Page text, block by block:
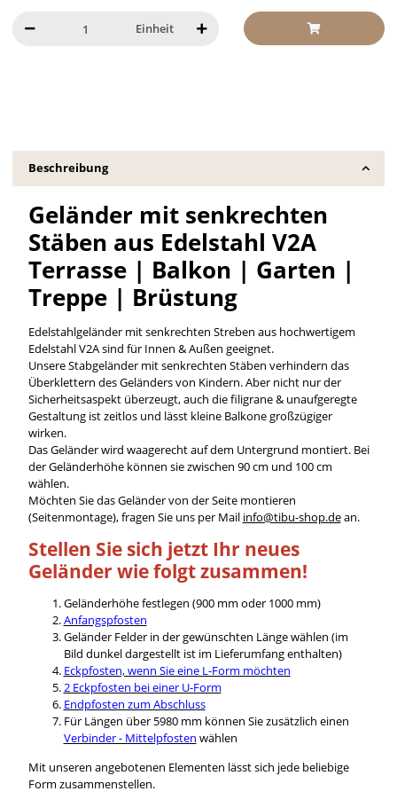
Einheit
Beschreibung
Geländer mit senkrechten
Stäben aus Edelstahl V2A
Terrasse | Balkon | Garten |
Treppe | Brüstung
Edelstahlgeländer mit senkrechten Streben aus hochwertigem
Edelstahl V2A sind für Innen & Außen geeignet.
Unsere Stabgeländer mit senkrechten Stäben verhindern das
Überklettern des Geländers von Kindern. Aber nicht nur der
Sicherheitsaspekt überzeugt, auch die filigrane & unaufgeregte
Gestaltung ist zeitlos und lässt kleine Balkone großzügiger
wirken.
Das Geländer wird waagerecht auf dem Untergrund montiert. Bei
der Geländerhöhe können sie zwischen 90 cm und 100 cm
wählen.
Möchten Sie das Geländer von der Seite montieren
(Seitenmontage), fragen Sie uns per Mail info@tibu-shop.dean.
Stellen Sie sich jetzt Ihr neues
Geländer wie folgt zusammen!
Geländerhöhe festlegen (900 mm oder 1000 mm)
Anfangspfosten
Geländer Felder in der gewünschten Länge wählen (im
Bild dunkel dargestellt ist im Lieferumfang enthalten)
Eckpfosten, wenn Sie eine L-Form möchten
2 Eckpfosten bei einer U-Form
Endpfosten zum Abschluss
Für Längen über 5980 mm können Sie zusätzlich einen
Verbinder - Mittelpfosten wählen
Mit unseren angebotenen Elementen lässt sich jede beliebige
Form zusammenstellen.